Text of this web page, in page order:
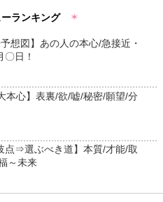
ランキング
予想図】あの人の本心/急接近・
日！
本心】表裏/欲/嘘/秘密/願望/分
点⇒選ぶべき道】本質/才能/取
～未来